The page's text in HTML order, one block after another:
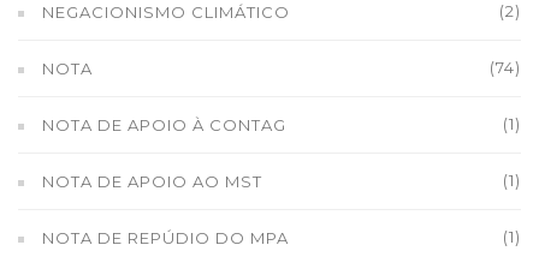
NEGACIONISMO CLIMÁTICO (2)
NOTA (74)
NOTA DE APOIO À CONTAG (1)
NOTA DE APOIO AO MST (1)
NOTA DE REPÚDIO DO MPA (1)